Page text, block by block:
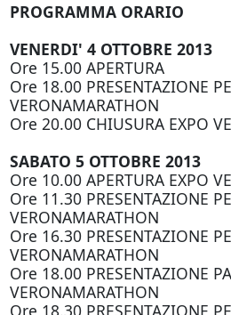
PROGRAMMA ORARIO
VENERDI' 4 OTTOBRE 2013
Ore 15.00 APERTURA
Ore 18.00 PRESENTAZIONE
VERONAMARATHON
Ore 20.00 CHIUSURA EXPO
SABATO 5 OTTOBRE 2013
Ore 10.00 APERTURA EXPO
Ore 11.30 PRESENTAZIONE
VERONAMARATHON
Ore 16.30 PRESENTAZIONE
VERONAMARATHON
Ore 18.00 PRESENTAZIONE
VERONAMARATHON
Ore 18.30 PRESENTAZIONE